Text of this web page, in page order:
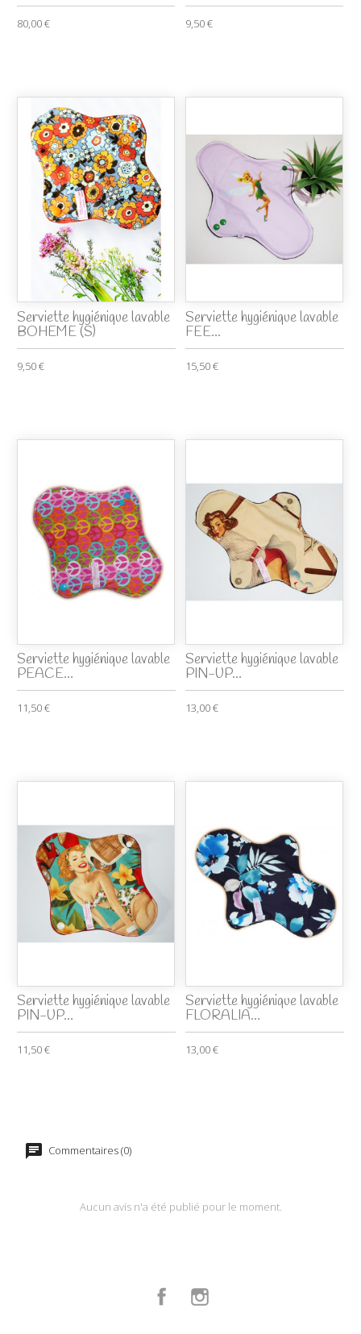
80,00 € 9,50 €
Serviette hygiénique lavable
BOHEME (S)
9,50 €
Serviette hygiénique lavable
FEE...
15,50 €
Serviette hygiénique lavable
PEACE...
11,50 €
Serviette hygiénique lavable
PIN-UP...
13,00 €
Serviette hygiénique lavable
PIN-UP...
11,50 €
Serviette hygiénique lavable
FLORALIA...
13,00 €
Commentaires (0)
Aucun avis n'a été publié pour le moment.
Facebook